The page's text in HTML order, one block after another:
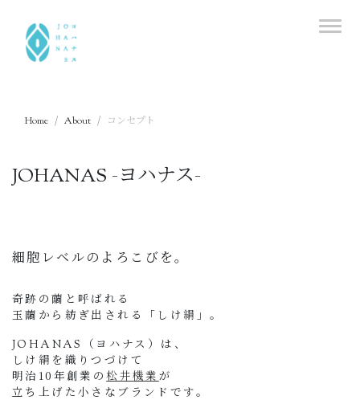
Home About コンセプト
JOHANAS -ヨハナス-
細胞レベルのよろこびを。
奇跡の繭と呼ばれる
玉繭から紡ぎ出される「しけ絹」。
JOHANAS（ヨハナス）は、
しけ絹を織りつづけて
明治10年創業の松井機業 が
立ち上げた小さなブランドです。